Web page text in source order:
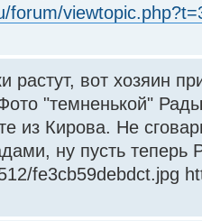
forum/
растут, вот хозяин
"темненькой"
из Кирова. Не
ну пусть теперь
fe3cb59debdct.jpg